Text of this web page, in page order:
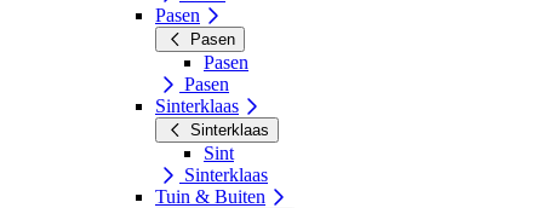
Pasen
Pasen
Pasen
Pasen
Sinterklaas
Sinterklaas
Sint
Sinterklaas
Tuin & Buiten